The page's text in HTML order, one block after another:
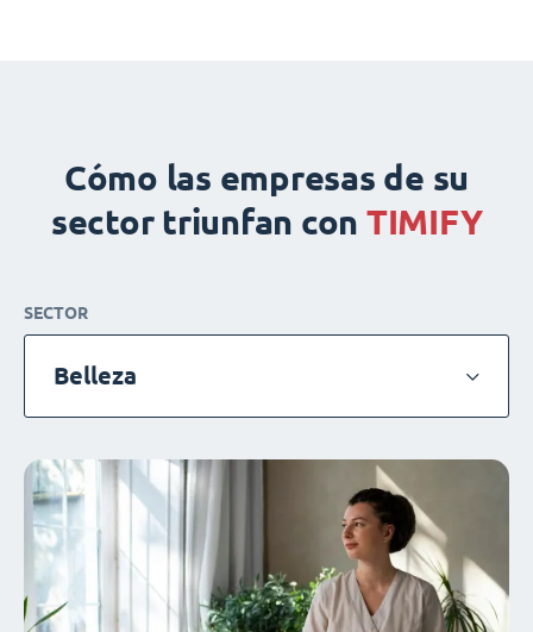
Cómo las empresas de su
sector triunfan con TIMIFY
SECTOR
Belleza